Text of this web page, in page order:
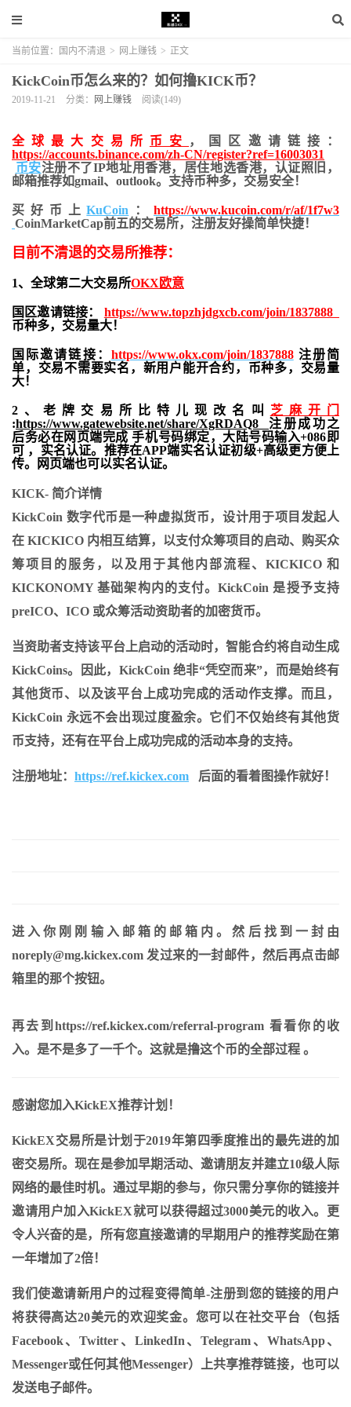
当前位置： 国内不清退 > 网上赚钱 > 正文
KickCoin币怎么来的？如何撸KICK币？
2019-11-21 分类： 网上赚钱 阅读(149)
全球最大交易所 币安
，国区邀请链接：
https://accounts.binance.com/zh-CN/register?ref=16003031
币安注册不了IP地址用香港，居住地选香港，认证照旧，
邮箱推荐如gmail、outlook。支持币种多，交易安全！
买好币上KuCoin ：https://www.kucoin.com/r/af/1f7w3
CoinMarketCap前五的交易所，注册友好操简单快捷！
目前不清退的交易所推荐：
1、全球第二大交易所OKX欧意
国区邀请链接： https://www.topzhjdgxcb.com/join/1837888
币种多，交易量大！
国际邀请链接： https://www.okx.com/join/1837888注册简
单，交易不需要实名，新用户能开合约， 币种多，交易量
大！
2、老牌交易所比特儿现改名叫 芝麻开门
:https://www.gatewebsite.net/share/XgRDAQ8 注册成功之
后务必在网页端完成 手机号码绑定，大陆号码输入+086即
可 ，实名认证。推荐在APP端实名认证初级+高级更方便上
传。网页端也可以实名认证。
KICK- 简介详情
KickCoin 数字代币是一种虚拟货币，设计用于项目发起人
在 KIСKIСO 内相互结算，以支付众筹项目的启动、购买众
筹项目的服务，以及用于其他内部流程、KICKICO 和
KICKONOMY 基础架构内的支付。KickCoin 是授予支持
preICO、ICO 或众筹活动资助者的加密货币。
当资助者支持该平台上启动的活动时，智能合约将自动生成
KickCoins。因此，KickCoin 绝非“凭空而来”，而是始终有
其他货币、以及该平台上成功完成的活动作支撑。而且，
KickCoin 永远不会出现过度盈余。它们不仅始终有其他货
币支持，还有在平台上成功完成的活动本身的支持。
注册地址： https://ref.kickex.com 后面的看着图操作就好！
进入你刚刚输入邮箱的邮箱内。然后找到一封由
noreply@mg.kickex.com 发过来的一封邮件，然后再点击邮
箱里的那个按钮。
再去到https://ref.kickex.com/referral-program 看看你的收
入。是不是多了一千个。这就是撸这个币的全部过程 。
感谢您加入KickEX推荐计划！
KickEX交易所是计划于2019年第四季度推出的最先进的加
密交易所。现在是参加早期活动、邀请朋友并建立10级人际
网络的最佳时机。通过早期的参与，你只需分享你的链接并
邀请用户加入KickEX就可以获得超过3000美元的收入。更
令人兴奋的是，所有您直接邀请的早期用户的推荐奖励在第
一年增加了2倍！
我们使邀请新用户的过程变得简单-注册到您的链接的用户
将获得高达20美元的欢迎奖金。您可以在社交平台（包括
Facebook、Twitter、LinkedIn、Telegram、WhatsApp、
Messenger或任何其他Messenger）上共享推荐链接，也可以
发送电子邮件。